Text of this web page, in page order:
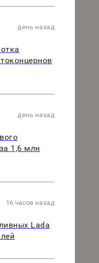
день назад
день назад
1,6 млн
16 часов назад
Lada